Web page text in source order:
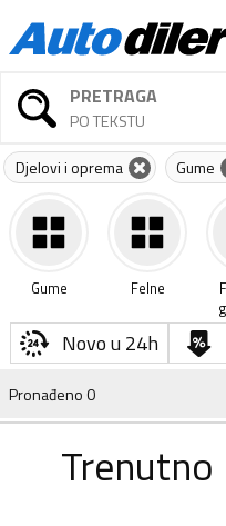
PRETRAGA
PO TEKSTU
Djelovi i oprema Gume
Gume Felne
Novo u 24h
Pronađeno0